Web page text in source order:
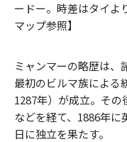
ードー。時差はタイよ
マップ参照】
ミャンマーの略歴は、
最初のビルマ族による
1287年）が成立。そ
などを経て、1886年
日に独立を果たす。